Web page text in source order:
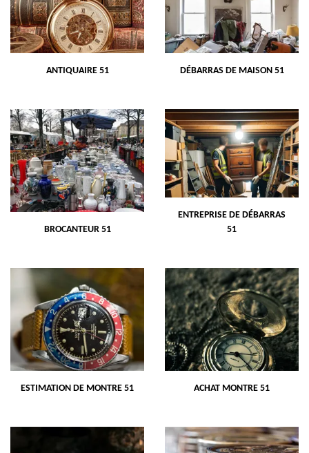
ANTIQUAIRE 51 DÉBARRAS DE MAISON 51
BROCANTEUR 51
ENTREPRISE DE DÉBARRAS
51
ESTIMATION DE MONTRE 51 ACHAT MONTRE 51